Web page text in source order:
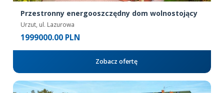
Przestronny energooszczędny dom wolnostojący
Urzut, ul. Lazurowa
1999000.00 PLN
Zobacz ofertę